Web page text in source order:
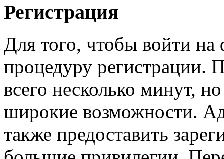
Регистрация
Для того, чтобы войти
процедуру регистрации.
всего несколько минут,
широкие возможности.
также предоставить